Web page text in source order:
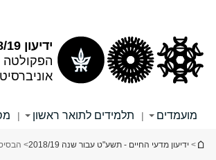
ידיעון 2018/19
הפקולטה
מועמדים | תלמידים לתואר ראשון |
הינך נמצא כאן
> ידיעון מדעי החיים - תשע"ט עבור שנה 2018/19 > הבסיס